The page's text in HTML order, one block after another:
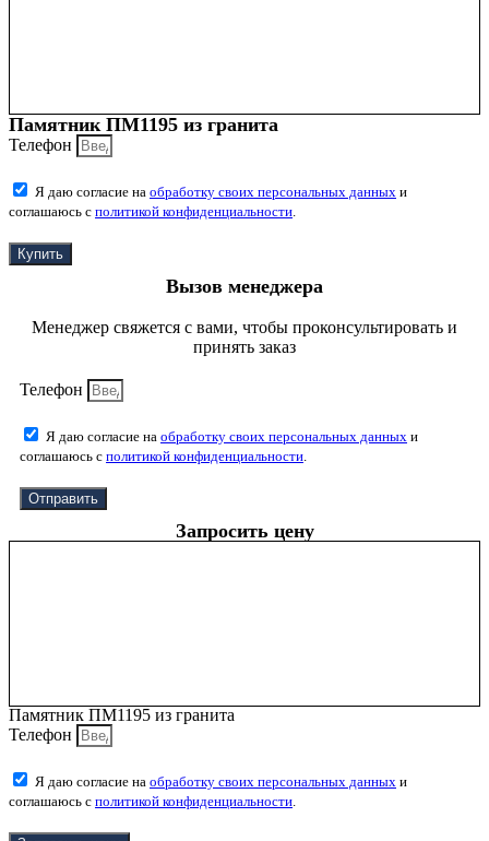
Памятник ПМ1195 из гранита
Телефон
Я даю согласие на обработку своих персональных данных и
соглашаюсь с политикой конфиденциальности
Купить
Вызов менеджера
Менеджер свяжется с вами, чтобы проконсультировать и
принять заказ
Телефон
Я даю согласие на обработку своих персональных данных и
соглашаюсь с политикой конфиденциальности
Отправить
Запросить цену
Памятник ПМ1195 из гранита
Телефон
Я даю согласие на обработку своих персональных данных и
соглашаюсь с политикой конфиденциальности